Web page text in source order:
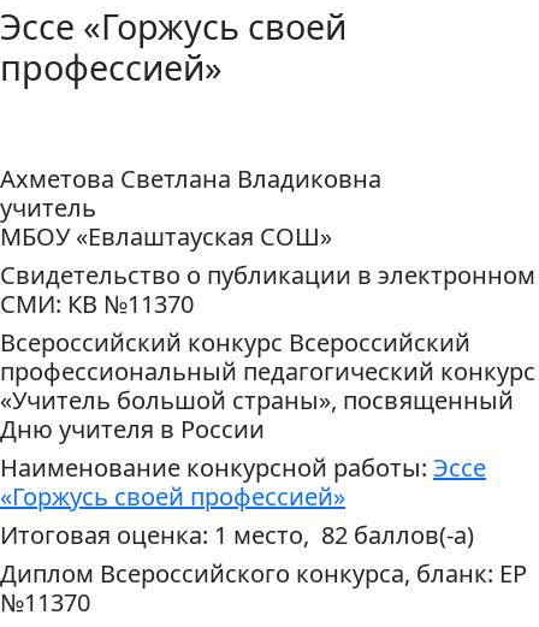
Эссе «Горжусь своей
профессией»
Ахметова Светлана Владиковна
учитель
МБОУ «Евлаштауская СОШ»
Свидетельство о публикации в электронном
СМИ: КВ №11370
Всероссийский конкурс Всероссийский
профессиональный педагогический конкурс
«Учитель большой страны», посвященный
Дню учителя в России
Наименование конкурсной работы: Эссе
«Горжусь своей профессией»
Итоговая оценка: 1 место, 82 баллов(-а)
Диплом Всероссийского конкурса, бланк: ЕР
№11370